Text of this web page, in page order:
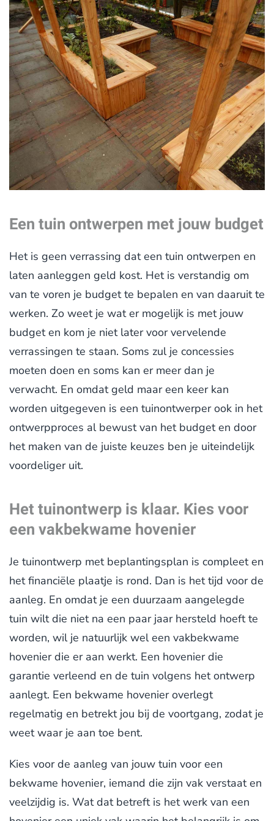
Een tuin ontwerpen met jouw budget
Het is geen verrassing dat een tuin ontwerpen en
laten aanleggen geld kost. Het is verstandig om
van te voren je budget te bepalen en van daaruit te
werken. Zo weet je wat er mogelijk is met jouw
budget en kom je niet later voor vervelende
verrassingen te staan. Soms zul je concessies
moeten doen en soms kan er meer dan je
verwacht. En omdat geld maar een keer kan
worden uitgegeven is een tuinontwerper ook in het
ontwerpproces al bewust van het budget en door
het maken van de juiste keuzes ben je uiteindelijk
voordeliger uit.
Het tuinontwerp is klaar. Kies voor
een vakbekwame hovenier
Je tuinontwerp met beplantingsplan is compleet en
het financiële plaatje is rond. Dan is het tijd voor de
aanleg. En omdat je een duurzaam aangelegde
tuin wilt die niet na een paar jaar hersteld hoeft te
worden, wil je natuurlijk wel een vakbekwame
hovenier die er aan werkt. Een hovenier die
garantie verleend en de tuin volgens het ontwerp
aanlegt. Een bekwame hovenier overlegt
regelmatig en betrekt jou bij de voortgang, zodat je
weet waar je aan toe bent.
Kies voor de aanleg van jouw tuin voor een
bekwame hovenier, iemand die zijn vak verstaat en
veelzijdig is. Wat dat betreft is het werk van een